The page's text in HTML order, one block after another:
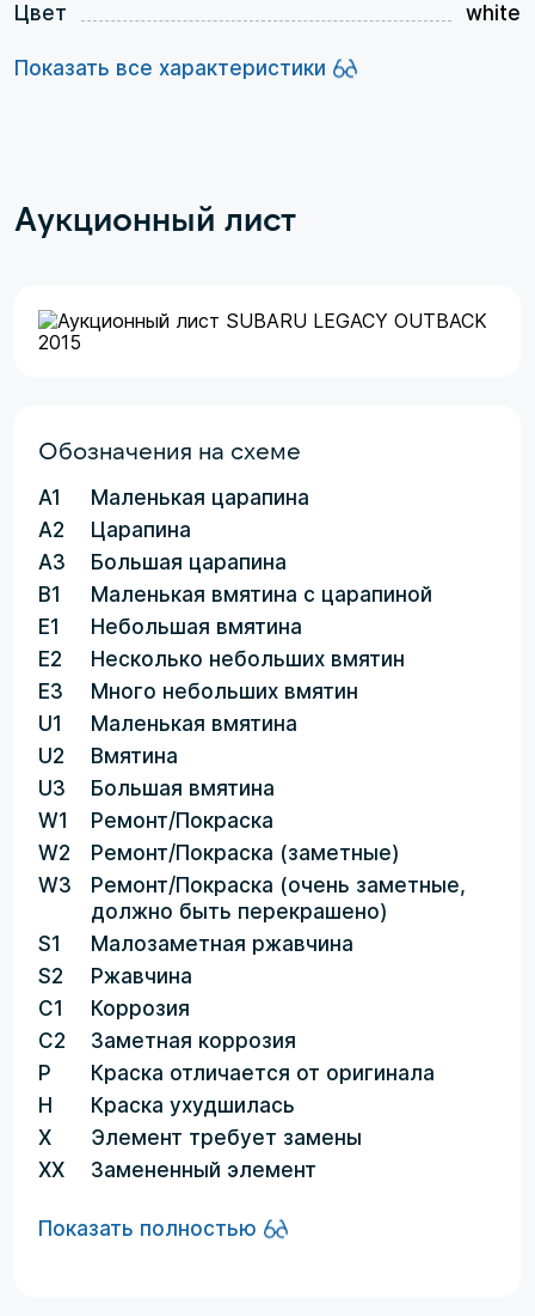
Цвет
white
Показать все характеристики
Аукционный лист
Обозначения на схеме
A1
Маленькая царапина
A2
Царапина
A3
Большая царапина
B1
Маленькая вмятина с царапиной
E1
Небольшая вмятина
E2
Несколько небольших вмятин
E3
Много небольших вмятин
U1
Маленькая вмятина
U2
Вмятина
U3
Большая вмятина
W1
Ремонт/Покраска
W2
Ремонт/Покраска (заметные)
W3
Ремонт/Покраска (очень заметные,
должно быть перекрашено)
S1
Малозаметная ржавчина
S2
Ржавчина
C1
Коррозия
C2
Заметная коррозия
P
Краска отличается от оригинала
H
Краска ухудшилась
X
Элемент требует замены
XX
Замененный элемент
Показать полностью